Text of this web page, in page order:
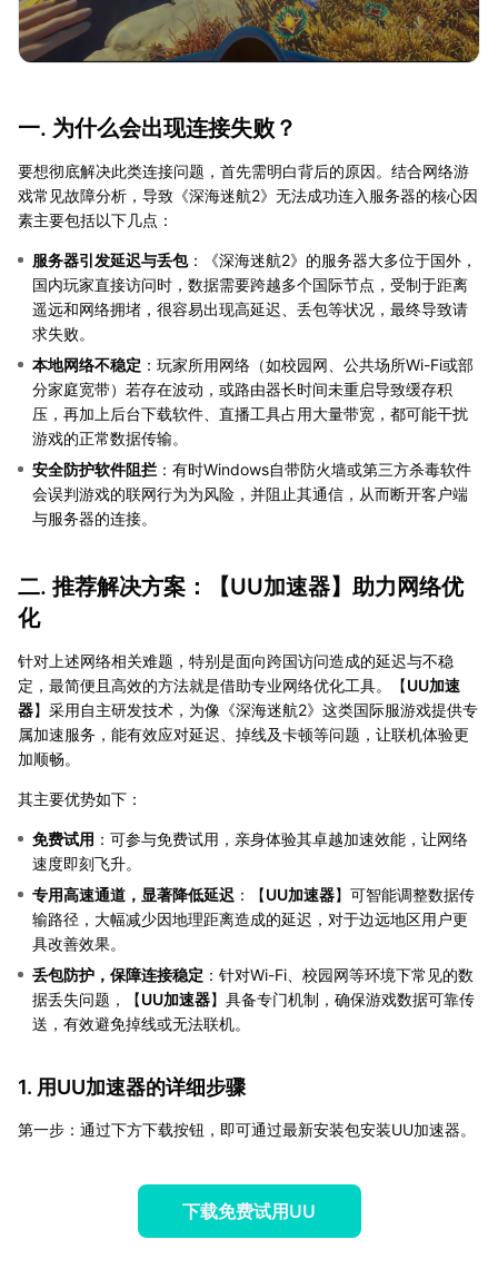
一. 为什么会出现连接失败？
要想彻底解决此类连接问题，首先需明白背后的原因。结合网络游
戏常见故障分析，导致《深海迷航2》无法成功连入服务器的核心因
素主要包括以下几点：
服务器引发延迟与丢包：《深海迷航2》的服务器大多位于国外，
国内玩家直接访问时，数据需要跨越多个国际节点，受制于距离
遥远和网络拥堵，很容易出现高延迟、丢包等状况，最终导致请
求失败。
本地网络不稳定 ：玩家所用网络（如校园网、公共场所Wi-Fi或部
分家庭宽带）若存在波动，或路由器长时间未重启导致缓存积
压，再加上后台下载软件、直播工具占用大量带宽，都可能干扰
游戏的正常数据传输。
安全防护软件阻拦 ：有时Windows自带防火墙或第三方杀毒软件
会误判游戏的联网行为为风险，并阻止其通信，从而断开客户端
与服务器的连接。
二. 推荐解决方案：【UU加速器】助力网络优
化
针对上述网络相关难题，特别是面向跨国访问造成的延迟与不稳
定，最简便且高效的方法就是借助专业网络优化工具。【UU加速
器】采用自主研发技术，为像《深海迷航2》这类国际服游戏提供专
属加速服务，能有效应对延迟、掉线及卡顿等问题，让联机体验更
加顺畅。
其主要优势如下：
免费试用 ：可参与免费试用，亲身体验其卓越加速效能，让网络
速度即刻飞升。
专用高速通道，显著降低延迟 ：【UU加速器】可智能调整数据传
输路径，大幅减少因地理距离造成的延迟，对于边远地区用户更
具改善效果。
丢包防护，保障连接稳定 ：针对Wi-Fi、校园网等环境下常见的数
据丢失问题，【UU加速器】具备专门机制，确保游戏数据可靠传
送，有效避免掉线或无法联机。
1. 用UU加速器的详细步骤
第一步：通过下方下载按钮，即可通过最新安装包安装UU加速器。
下载免费试用UU